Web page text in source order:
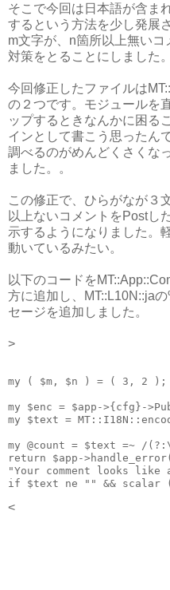
そこで今回は日本語が含ま
するという方法を少し発展
m文字が、n箇所以上無い
対策をとることにしました。
今回修正したファイルは
の２つです。モジュールを
ップするときなんかに困る
インとして書こう思ったん
調べるのがめんどくさくな
ました。。
この修正で、ひらがなが３
以上ないコメントをPostし
示するようになりました。
動いているみたい。
以下のコードを
方に追加し、MT::L10N::ja
セージを追加しました。
>
my ( $m, $n ) = ( 3, 2 ); #
my $enc = $app->{cfg}-
my $text =
my @count = $text =~ /
return $app-
"Your comment looks
if $text ne "" && scalar
<